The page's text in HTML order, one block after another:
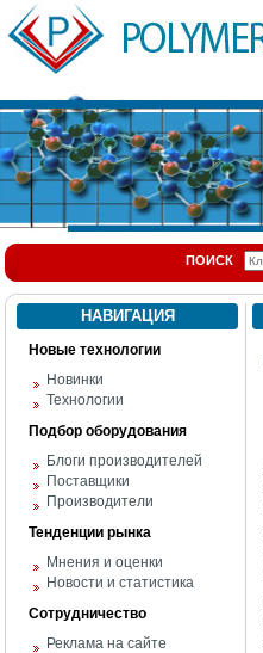
ПОИСК
НАВИГАЦИЯ
Новые технологии
Новинки
Технологии
Подбор оборудования
Блоги производителей
Поставщики
Производители
Тенденции рынка
Мнения и оценки
Новости и статистика
Сотрудничество
Реклама на сайте